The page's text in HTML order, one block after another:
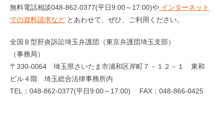
無料電話相談048-862-0377(平日9:00～17:00)や インターネット
での資料請求など とあわせて、ぜひ、ご利用ください。
全国Ｂ型肝炎訴訟埼玉弁護団（東京弁護団埼玉支部）
（事務局）
〒330-0064 埼玉県さいたま市浦和区岸町７－１２－１ 東和
ビル４階 埼玉総合法律事務所内
TEL：048-862-0377(平日9:00～17:00) FAX：048-866-0425